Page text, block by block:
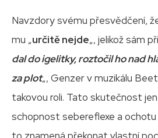
Navzdory svému přesvědčení,
mu „určitě nejde„, jelikož sám
dal do igelitky, roztočil ho nad
za plot„, Genzer v muzikálu
takovou roli. Tato skutečnost
schopnost sebereflexe a ochotu